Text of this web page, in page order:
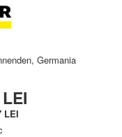
Germania
LEI
LEI